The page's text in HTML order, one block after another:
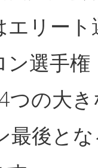
エリー
ン選手権
つの大
最後と